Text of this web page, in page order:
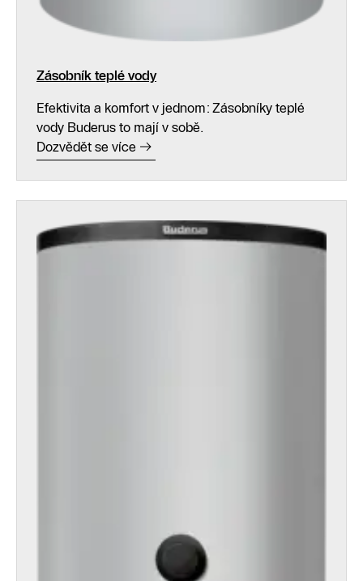
Zásobník teplé vody
Efektivita a komfort v jednom: Zásobníky teplé
vody Buderus to mají v sobě.
Dozvědět se více